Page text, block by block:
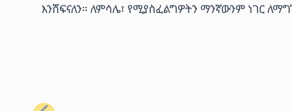
እንሸፍናለን። ለምሳሌ፣ የሚያስፈልግዎትን ማንኛውንም ነገር